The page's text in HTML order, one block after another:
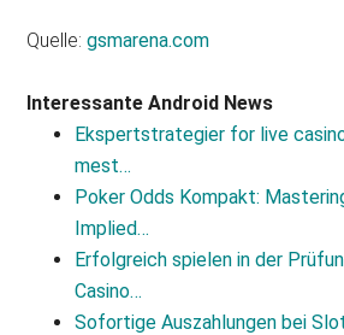
Quelle:gsmarena.com
Interessante Android News
Ekspertstrategier for live
mest…
Poker Odds Kompakt:
Implied…
Erfolgreich spielen in der
Casino…
Sofortige Auszahlungen bei